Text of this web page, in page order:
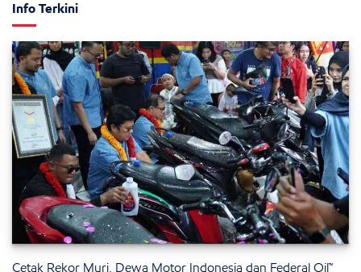
Info Terkini
Cetak Rekor Muri, Dewa Motor Indonesia dan Federal Oil™